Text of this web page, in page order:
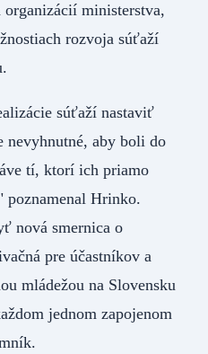
ministerstva,
rozvoja súťaží
súťaží nastaviť
nevyhnutné, aby boli do
tí, ktorí ich priamo
poznamenal Hrinko.
nová smernica o
pre účastníkov a
mládežou na Slovensku
jednom zapojenom